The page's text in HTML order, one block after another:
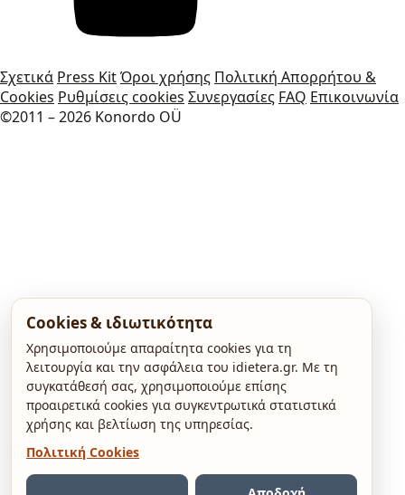
Σχετικά Press KitΌροι χρήσης Πολιτική Απορρήτου &
Cookies Ρυθμίσεις cookies Συνεργασίες FAQ Επικοινωνία
©2011 – 2026 Konordo OÜ
Cookies & ιδιωτικότητα
Χρησιμοποιούμε απαραίτητα cookies για τη
λειτουργία και την ασφάλεια του idietera.gr. Με τη
συγκατάθεσή σας, χρησιμοποιούμε επίσης
προαιρετικά cookies για συγκεντρωτικά στατιστικά
χρήσης και βελτίωση της υπηρεσίας.
Πολιτική Cookies